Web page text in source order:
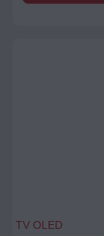
TV OLED